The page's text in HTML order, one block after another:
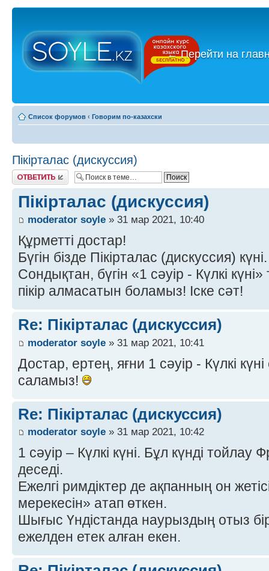
←Перейти на
Список форумов ‹ Говорим по-казахски
Пікірталас (дискуссия)
Ответить
Пікірталас (дискуссия)
moderator soyle » 31 мар 2021, 10:40
Құрметті достар!
Бүгін бізде Пікірталас (дискуссия) күні.
Сондықтан, бүгін «1 сәуір - Күлкі
пікір алмасатын боламыз! Іске сәт!
Re: Пікірталас (дискуссия)
moderator soyle » 31 мар 2021, 10:41
Достар, ертең, яғни 1 сәуір - Күлкі күні
саламыз!
Re: Пікірталас (дискуссия)
moderator soyle » 31 мар 2021, 10:42
1 сәуір – Күлкі күні. Бұл күнді тойлау
деседі.
Ежелгі римдіктер де ақпанның он
мерекесін» атап өткен.
Шығыс Үндістанда наурыздың отыз
ежелден етек алған екен.